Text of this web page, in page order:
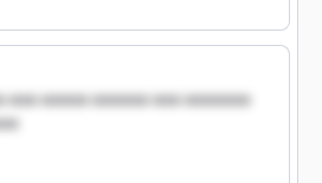
xxx xxxxx xxxxxx xxx xxxxxxx